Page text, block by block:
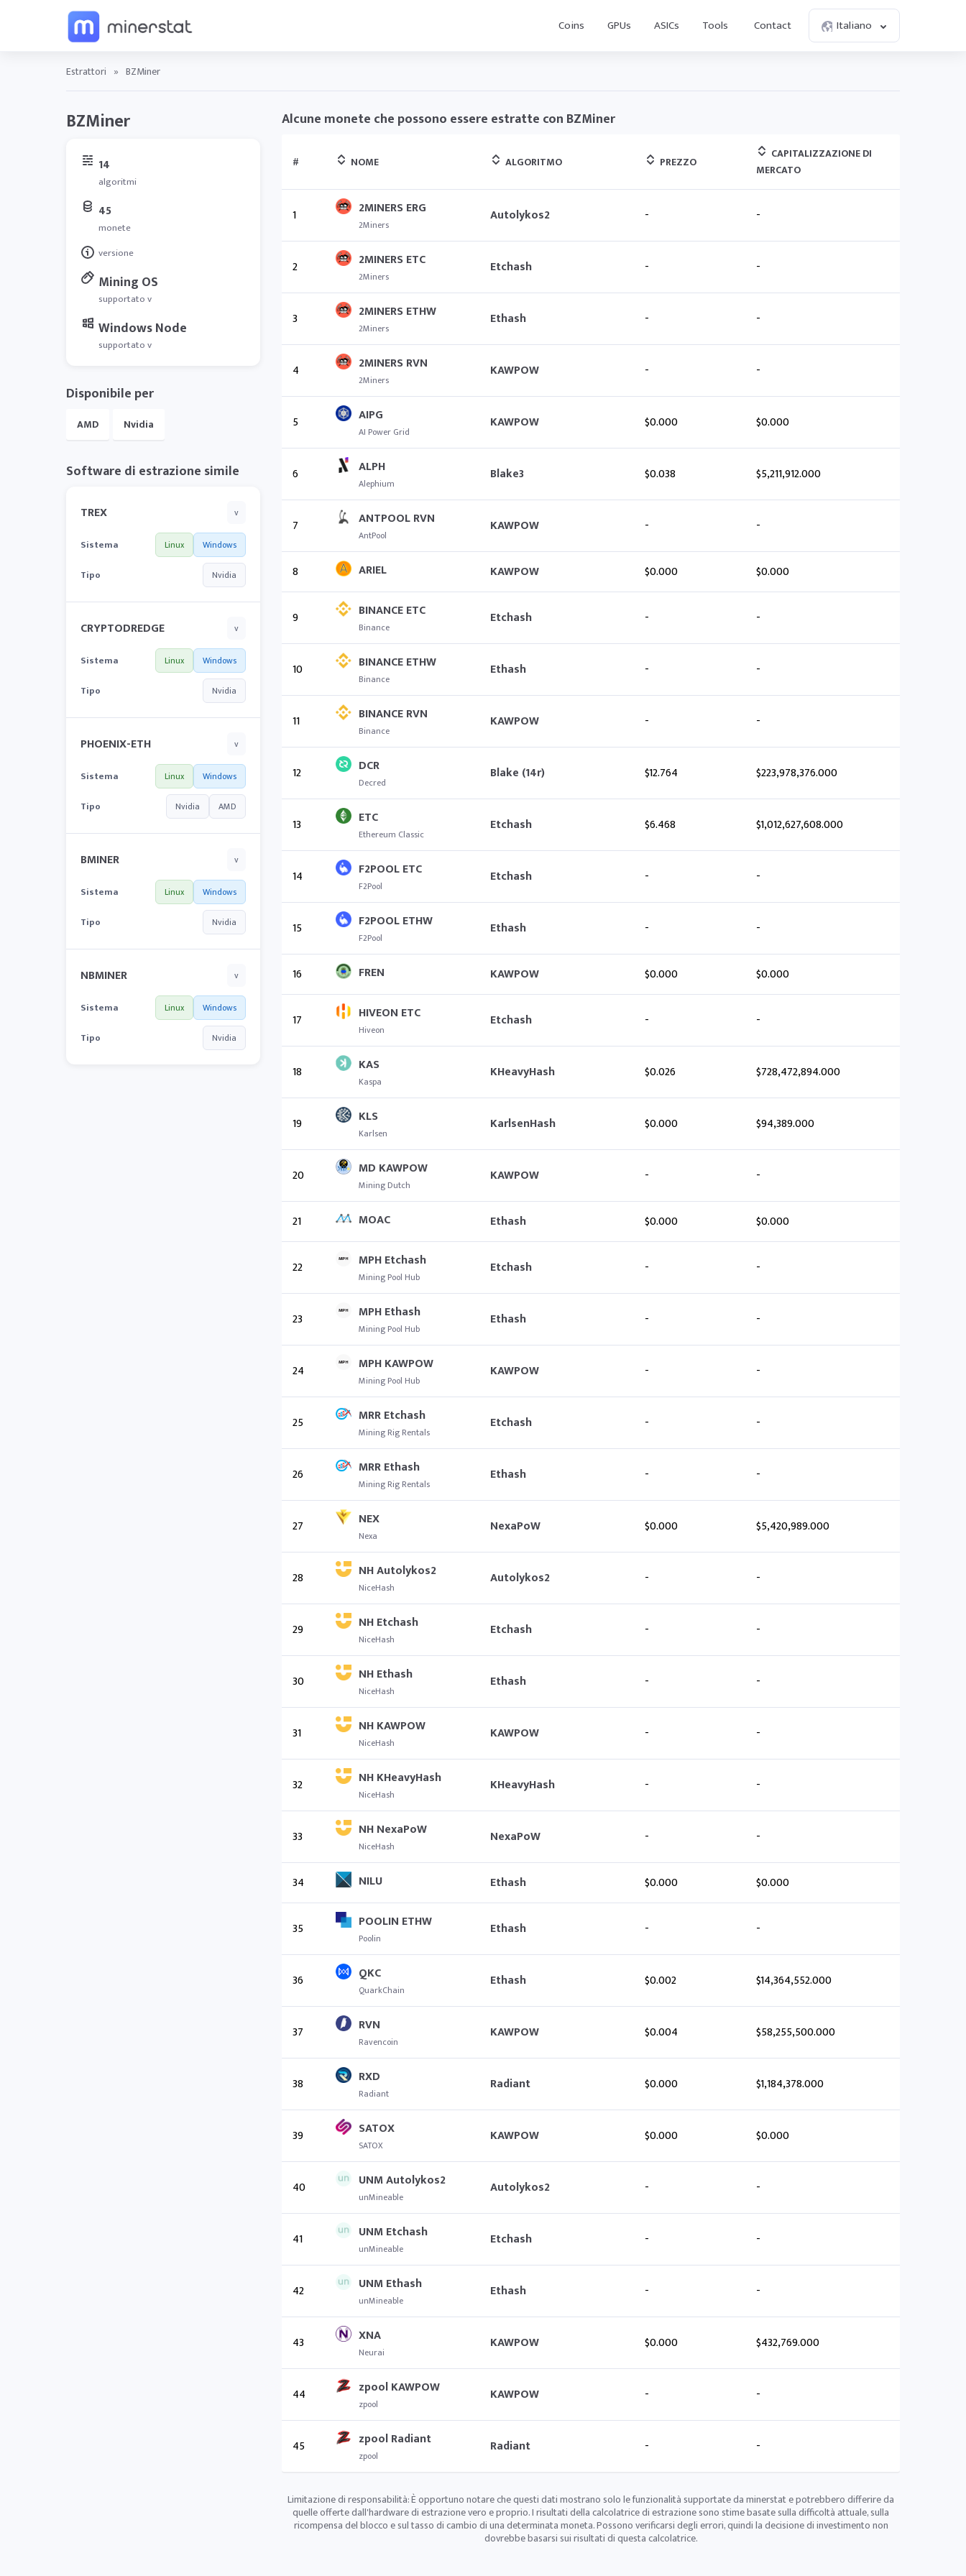
Coins GPUs ASICs Tools Contact Italiano
Estrattori » BZMiner
BZMiner
14
algoritmi
45
monete
versione
Mining OS
supportato v
Windows Node
supportato v
Disponibile per
AMD Nvidia
Software di estrazione simile
TREX v
Sistema Linux Windows
Tipo Nvidia
CRYPTODREDGE v
Sistema Linux Windows
Tipo Nvidia
PHOENIX-ETH v
Sistema Linux Windows
Tipo Nvidia AMD
BMINER v
Sistema Linux Windows
Tipo Nvidia
NBMINER v
Sistema Linux Windows
Tipo Nvidia
Alcune monete che possono essere estratte con BZMiner
# NOME ALGORITMO PREZZO
CAPITALIZZAZIONE DI
MERCATO
1 2MINERS ERG
2Miners Autolykos2 - -
2 2MINERS ETC
2Miners Etchash - -
3 2MINERS ETHW
2Miners Ethash - -
4 2MINERS RVN
2Miners KAWPOW - -
5 AIPG
AI Power Grid KAWPOW $0.000 $0.000
6 ALPH
Alephium Blake3 $0.038 $5,211,912.000
7 ANTPOOL RVN
AntPool KAWPOW - -
8 ARIEL KAWPOW $0.000 $0.000
9 BINANCE ETC
Binance Etchash - -
10 BINANCE ETHW
Binance Ethash - -
11 BINANCE RVN
Binance KAWPOW - -
12 DCR
Decred Blake (14r) $12.764 $223,978,376.000
13 ETC
Ethereum Classic Etchash $6.468 $1,012,627,608.000
14 F2POOL ETC
F2Pool Etchash - -
15 F2POOL ETHW
F2Pool Ethash - -
16 FREN KAWPOW $0.000 $0.000
17 HIVEON ETC
Hiveon Etchash - -
18 KAS
Kaspa KHeavyHash $0.026 $728,472,894.000
19 KLS
Karlsen KarlsenHash $0.000 $94,389.000
20 MD KAWPOW
Mining Dutch KAWPOW - -
21 MOAC Ethash $0.000 $0.000
22 MPH Etchash
Mining Pool Hub Etchash - -
23 MPH Ethash
Mining Pool Hub Ethash - -
24 MPH KAWPOW
Mining Pool Hub KAWPOW - -
25 MRR Etchash
Mining Rig Rentals Etchash - -
26 MRR Ethash
Mining Rig Rentals Ethash - -
27 NEX
Nexa NexaPoW $0.000 $5,420,989.000
28 NH Autolykos2
NiceHash Autolykos2 - -
29 NH Etchash
NiceHash Etchash - -
30 NH Ethash
NiceHash Ethash - -
31 NH KAWPOW
NiceHash KAWPOW - -
32 NH KHeavyHash
NiceHash KHeavyHash - -
33 NH NexaPoW
NiceHash NexaPoW - -
34 NILU Ethash $0.000 $0.000
35 POOLIN ETHW
Poolin Ethash - -
36 QKC
QuarkChain Ethash $0.002 $14,364,552.000
37 RVN
Ravencoin KAWPOW $0.004 $58,255,500.000
38 RXD
Radiant Radiant $0.000 $1,184,378.000
39 SATOX
SATOX KAWPOW $0.000 $0.000
40 UNM Autolykos2
unMineable Autolykos2 - -
41 UNM Etchash
unMineable Etchash - -
42 UNM Ethash
unMineable Ethash - -
43 XNA
Neurai KAWPOW $0.000 $432,769.000
44 zpool KAWPOW
zpool KAWPOW - -
45 zpool Radiant
zpool Radiant - -
Limitazione di responsabilità: È opportuno notare che questi dati mostrano solo le funzionalità supportate da minerstat e potrebbero differire da
quelle offerte dall'hardware di estrazione vero e proprio. I risultati della calcolatrice di estrazione sono stime basate sulla difficoltà attuale, sulla
ricompensa del blocco e sul tasso di cambio di una determinata moneta. Possono verificarsi degli errori, quindi la decisione di investimento non
dovrebbe basarsi sui risultati di questa calcolatrice.